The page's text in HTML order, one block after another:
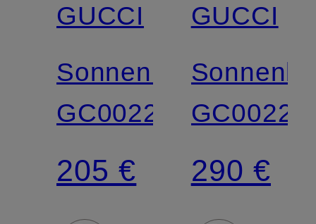
GUCCI
Sonnenbrille
GC002274
205 €
GUCCI
290 €